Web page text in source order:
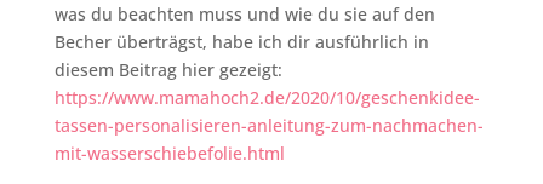
was du beachten muss und wie du sie auf den
Becher überträgst, habe ich dir ausführlich in
diesem Beitrag hier gezeigt:
https://www.mamahoch2.de/2020/10/geschenkidee-
tassen-personalisieren-anleitung-zum-nachmachen-
mit-wasserschiebefolie.html